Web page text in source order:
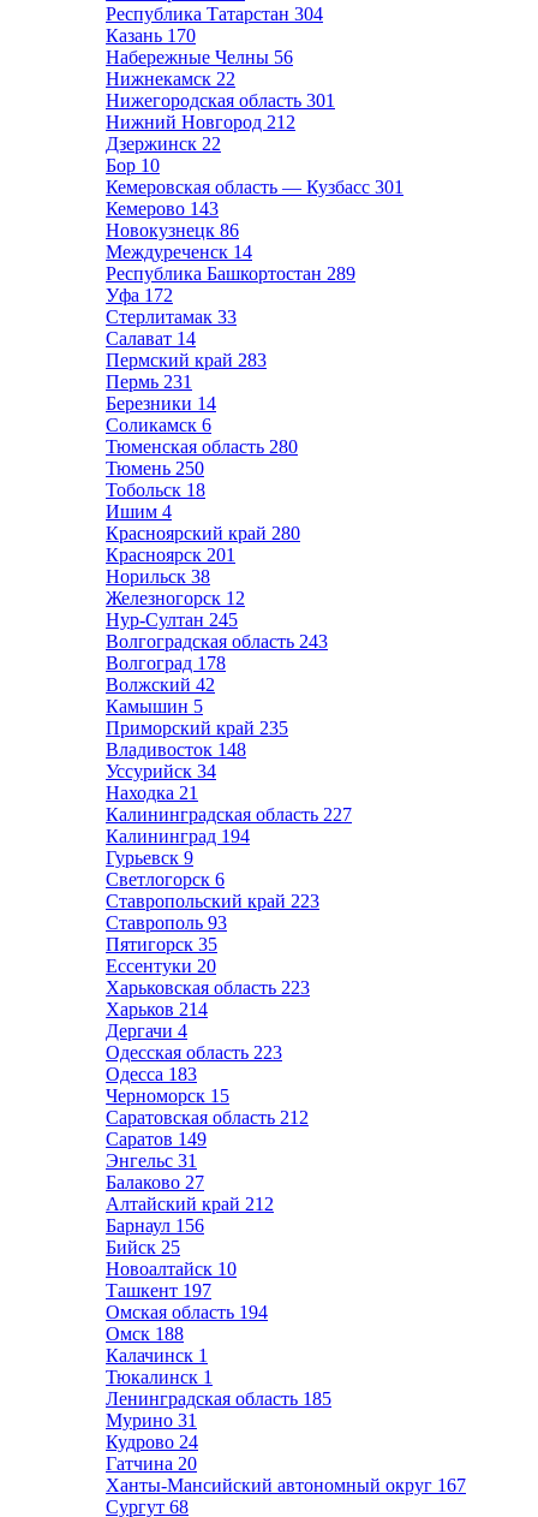
Республика Татарстан 304
Казань 170
Набережные Челны 56
Нижнекамск 22
Нижегородская область 301
Нижний Новгород 212
Дзержинск 22
Бор 10
Кемеровская область — Кузбасс 301
Кемерово 143
Новокузнецк 86
Междуреченск 14
Республика Башкортостан 289
Уфа 172
Стерлитамак 33
Салават 14
Пермский край 283
Пермь 231
Березники 14
Соликамск 6
Тюменская область 280
Тюмень 250
Тобольск 18
Ишим 4
Красноярский край 280
Красноярск 201
Норильск 38
Железногорск 12
Нур-Султан 245
Волгоградская область 243
Волгоград 178
Волжский 42
Камышин 5
Приморский край 235
Владивосток 148
Уссурийск 34
Находка 21
Калининградская область 227
Калининград 194
Гурьевск 9
Светлогорск 6
Ставропольский край 223
Ставрополь 93
Пятигорск 35
Ессентуки 20
Харьковская область 223
Харьков 214
Дергачи 4
Одесская область 223
Одесса 183
Черноморск 15
Саратовская область 212
Саратов 149
Энгельс 31
Балаково 27
Алтайский край 212
Барнаул 156
Бийск 25
Новоалтайск 10
Ташкент 197
Омская область 194
Омск 188
Калачинск 1
Тюкалинск 1
Ленинградская область 185
Мурино 31
Кудрово 24
Гатчина 20
Ханты-Мансийский автономный округ 167
Сургут 68